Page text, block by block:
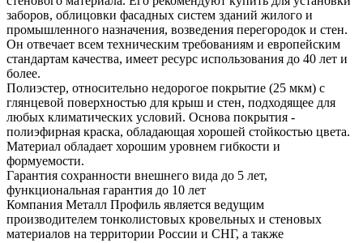
заборов, облицовки фасадных систем зданий жилого и
промышленного назначения, возведения перегородок и стен.
Он отвечает всем техническим требованиям и европейским
стандартам качества, имеет ресурс использования до 40 лет и
более.
Полиэстер, относительно недорогое покрытие (25 мкм) с
глянцевой поверхностью для крыш и стен, подходящее для
любых климатических условий. Основа покрытия -
полиэфирная краска, обладающая хорошей стойкостью цвета.
Материал обладает хорошим уровнем гибкости и
формуемости.
Гарантия сохранности внешнего вида до 5 лет,
функциональная гарантия до 10 лет
Компания Металл Профиль является ведущим
производителем тонколистовых кровельных и стеновых
материалов на территории России и СНГ, а также